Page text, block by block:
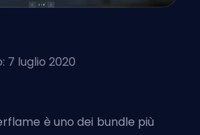
7 luglio 2020
è uno dei bundle più